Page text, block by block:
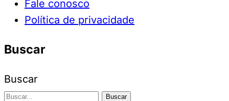
Fale conosco
Política de privacidade
Buscar
Buscar
Buscar